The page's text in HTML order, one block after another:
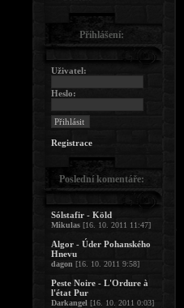
Přihlášení:
Uživatel:
Heslo:
Registrace
Poslední komentáře:
Sólstafir - Köld
Mikulas [16. 10. 2011 11:47]
Algor - Úder Pohanského
Hnevu
dagon [16. 10. 2011 9:58]
Peste Noire - L'Ordure à
l'état Pur
Darkangel [16. 10. 2011 0:03]